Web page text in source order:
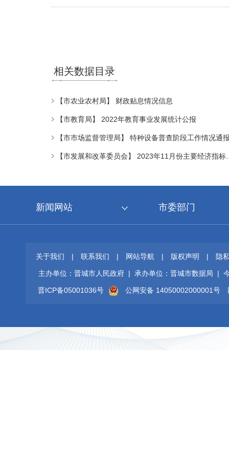
相关数据目录
【市农业农村局】 财政贴息情况信息
【市教育局】 2022年教育事业发展统计公报
【市市场监督管理局】 特种设备普查阶段工作情况通
【市发展和改革委员会】 2023年11月份主要经济指标
新闻网站 市委部门
关于我们 | 联系我们 | 网站导航 | 版权声明 | 隐
主办单位：晋城市人民政府 | 承办单位：晋城市数据局 |
晋ICP备05001036号 公网安备 14050002000001号